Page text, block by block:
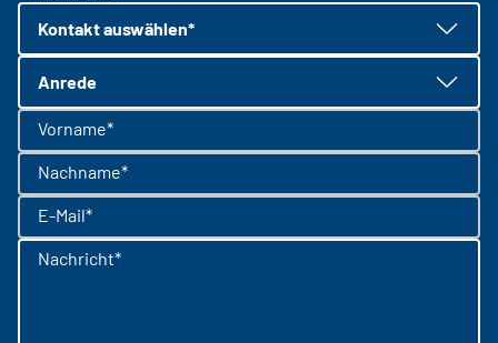
Kontakt auswählen*
Anrede
Vorname*
Nachname*
E-Mail*
Nachricht*